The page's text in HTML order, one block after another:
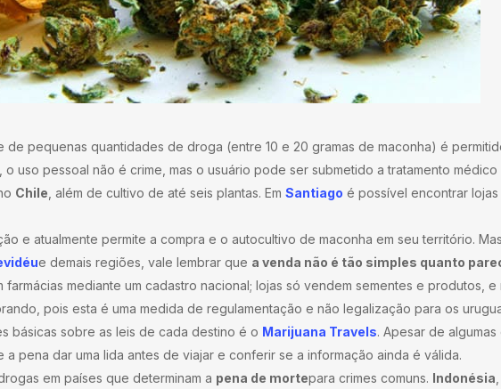
de pequenas quantidades de droga (entre 10 e 20 gramas de maconha) é
, o uso pessoal não é crime, mas o usuário pode ser submetido a tratamento
Chile , além de cultivo de até seis plantas. Em Santiago é possível encontrar
e atualmente permite a compra e o autocultivo de maconha em seu território.
e demais regiões, vale lembrar que a venda não é tão simples quanto
mediante um cadastro nacional; lojas só vendem sementes e produtos, e
pois esta é uma medida de regulamentação e não legalização para os
básicas sobre as leis de cada destino é o Marijuana Travels. Apesar de
pena dar uma lida antes de viajar e conferir se a informação ainda é válida.
em países que determinam a pena de mortepara crimes comuns. Indonésia